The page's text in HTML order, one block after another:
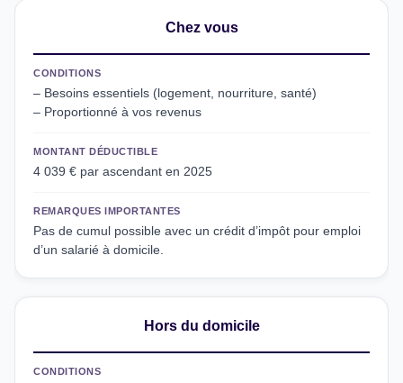
Chez vous
CONDITIONS
– Besoins essentiels (logement, nourriture, santé)
– Proportionné à vos revenus
MONTANT DÉDUCTIBLE
4 039 € par ascendant en 2025
REMARQUES IMPORTANTES
Pas de cumul possible avec un crédit d’impôt pour emploi
d’un salarié à domicile.
Hors du domicile
CONDITIONS